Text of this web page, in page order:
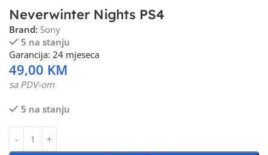
Neverwinter Nights PS4
Brand: Sony
5 na stanju
Garancija: 24 mjeseca
49,00 KM
sa PDV-om
5 na stanju